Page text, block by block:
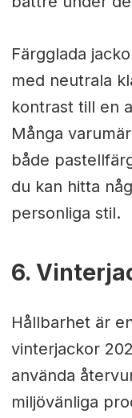
Färgglada
med neutrala
kontrast till en
Många
både
du kan hitta
personliga stil.
6.
Hållbarhet är
vinterjackor
använda
miljövänliga